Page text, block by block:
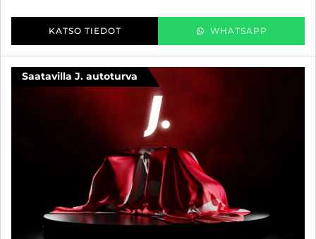
KATSO TIEDOT WHATSAPP
Saatavilla J. autoturva